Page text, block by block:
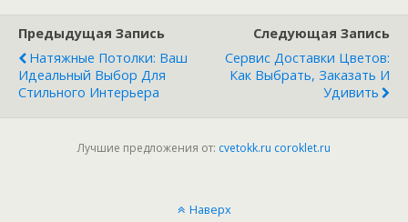
приводит к
диабету и раку
недостатки
Предыдущая Запись
Натяжные Потолки: Ваш
Идеальный Выбор Для
Стильного Интерьера
Следующая Запись
Сервис Доставки Цветов:
Как Выбрать, Заказать И
Удивить
Лучшие предложения от: cvetokk.ru coroklet.ru
Наверх